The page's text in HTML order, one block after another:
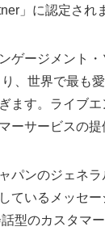
」に認定され
ゲージメント
り、世界で最も
ます。ライブ
ーサービスの提
パンのジェネ
ているメッセ
型のカスタマ